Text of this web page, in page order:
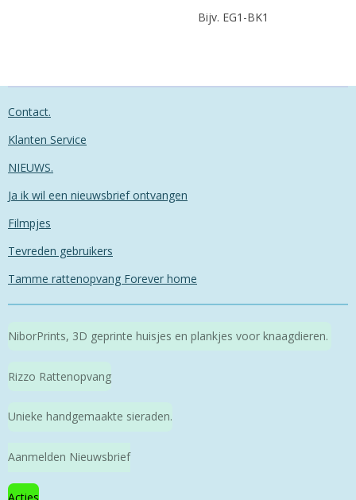
Bijv. EG1-BK1
Contact.
Klanten Service
NIEUWS.
Ja ik wil een nieuwsbrief ontvangen
Filmpjes
Tevreden gebruikers
Tamme rattenopvang Forever home
NiborPrints, 3D geprinte huisjes en plankjes voor knaagdieren.
Rizzo Rattenopvang
Unieke handgemaakte sieraden.
Aanmelden Nieuwsbrief